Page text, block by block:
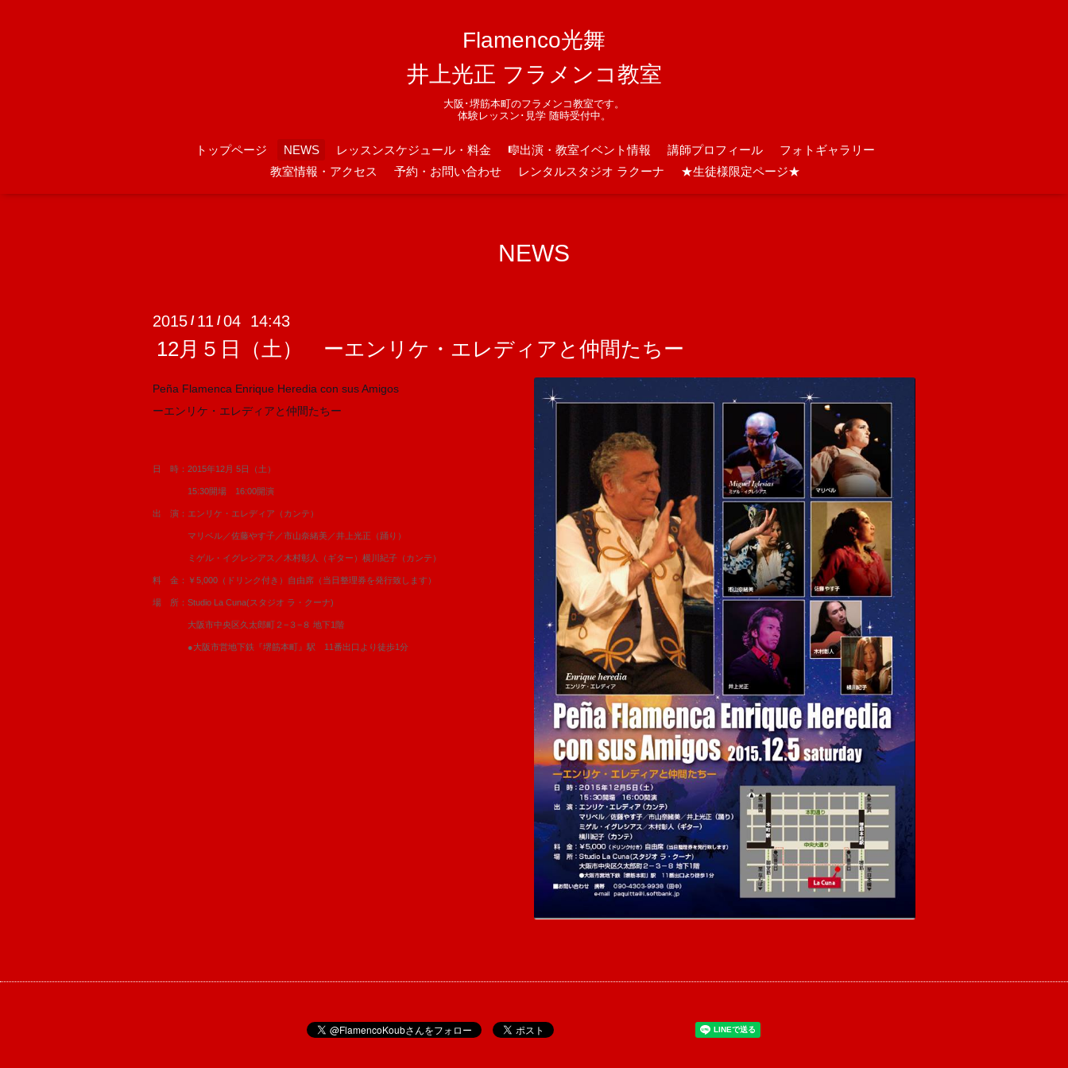
Flamenco光舞
井上光正 フラメンコ教室
大阪･堺筋本町のフラメンコ教室です。
体験レッスン･見学 随時受付中。
トップページ NEWS レッスンスケジュール・料金 🎼出演・教室イベント情報 講師プロフィール
フォトギャラリー
教室情報・アクセス
予約・お問い合わせ レンタルスタジオ ラクーナ ★生徒様限定ページ★
NEWS
2015 / 11 /04 14:43
12月５日（土） ーエンリケ・エレディアと仲間たちー
Peña Flamenca Enrique Heredia con sus Amigos
ーエンリケ・エレディアと仲間たちー
日 時：2015年12月 5日（土）
15:30開場 16:00開演
出 演：エンリケ・エレディア（カンテ）
マリベル／佐藤やす子／市山奈緒美／井上光正（踊り）
ミゲル・イグレシアス／木村彰人（ギター）横川紀子（カンテ）
料 金：￥5,000（ドリンク付き）自由席（当日整理券を発行致します）
場 所：Studio La Cuna(スタジオ ラ・クーナ)
大阪市中央区久太郎町２−３−８ 地下1階
●大阪市営地下鉄『堺筋本町』駅 11番出口より徒歩1分